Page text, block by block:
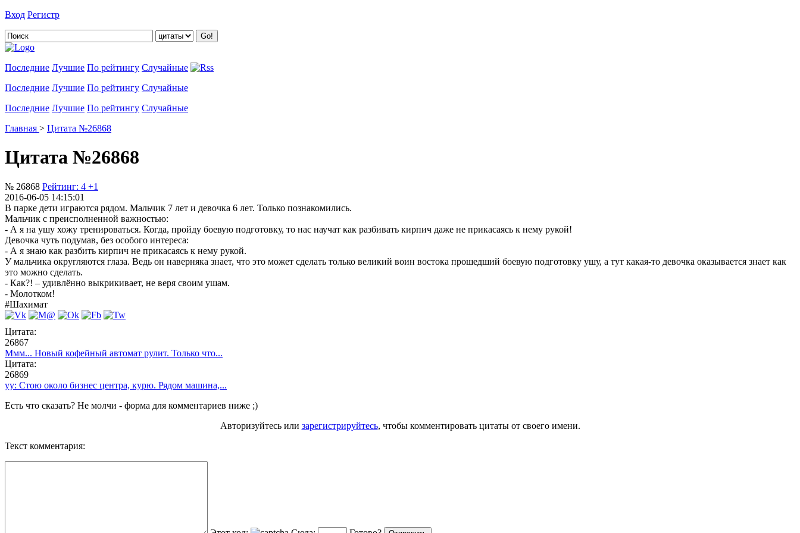
Вход Регистр
Последние Лучшие По рейтингу Случайные
Последние Лучшие По рейтингу Случайные
Последние Лучшие По рейтингу Случайные
Главная > Цитата №26868
Цитата №26868
№ 26868 Рейтинг: 4 +1
2016-06-05 14:15:01
В парке дети играются рядом. Мальчик 7 лет и девочка 6 лет. Только познакомились.
Мальчик с преисполненной важностью:
- А я на ушу хожу тренироваться. Когда, пройду боевую подготовку, то нас научат как разбивать кирпич даже не прикасаясь к нему рукой!
Девочка чуть подумав, без особого интереса:
- А я знаю как разбить кирпич не прикасаясь к нему рукой.
У мальчика округляются глаза. Ведь он наверняка знает, что это может сделать только великий воин востока прошедший боевую подготовку ушу, а тут какая-то девочка оказывается знает как
это можно сделать.
- Как?! – удивлённо выкрикивает, не веря своим ушам.
- Молотком!
#Шахимат
Цитата:
26867
Ммм... Новый кофейный автомат рулит. Только что...
Цитата:
26869
yy: Стою около бизнес центра, курю. Рядом машина,...
Есть что сказать? Не молчи - форма для комментариев ниже ;)
Авторизуйтесь или зарегистрируйтесь, чтобы комментировать цитаты от своего имени.
Текст комментария: